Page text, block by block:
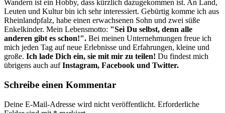
Wandern ist ein Hobby, dass kürzlich dazugekommen ist. An Land,
Leuten und Kultur bin ich sehr interessiert. Gebürtig komme ich aus
Rheinlandpfalz, habe einen erwachsenen Sohn und zwei süße
Enkelkinder. Mein Lebensmotto: "Sei Du selbst, denn alle
anderen gibt es schon!". Bei meinen Unternehmungen freue ich
mich jeden Tag auf neue Erlebnisse und Erfahrungen, kleine und
große. Ich lade Dich ein, sie mit mir zu teilen! Du findest mich
übrigens auch aufInstagram, Facebook und Twitter.
Schreibe einen Kommentar
Deine E-Mail-Adresse wird nicht veröffentlicht. Erforderliche